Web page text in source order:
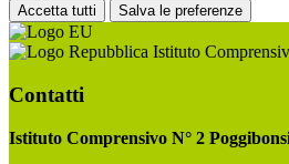
Accetta tutti Salva le preferenze
Istituto
Contatti
Istituto Comprensivo N° 2